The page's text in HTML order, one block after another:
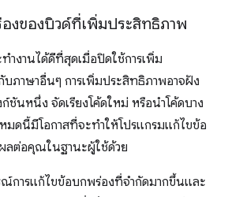
งของบิวด์ที่เพิ่มประสิทธิภาพ
างานได้ดีที่สุดเมื่อปิดใช้การเพิ่ม
บภาษาอื่นๆ การเพิ่มประสิทธิภาพอาจฝัง
นหนึ่ง จัดเรียงโค้ดใหม่ หรือนําโค้ดบาง
ดนี้มีโอกาสที่จะทำให้โปรแกรมแก้ไขข้อ
ต่อคุณในฐานะผู้ใช้ด้วย
การแก้ไขข้อบกพร่องที่จำกัดมากขึ้นและ